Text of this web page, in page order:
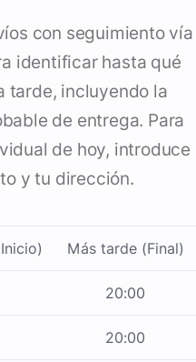
con seguimiento vía
identificar hasta qué
tarde, incluyendo la
de entrega. Para
de hoy, introduce
y tu dirección.
Más tarde (Final)
20:00
20:00